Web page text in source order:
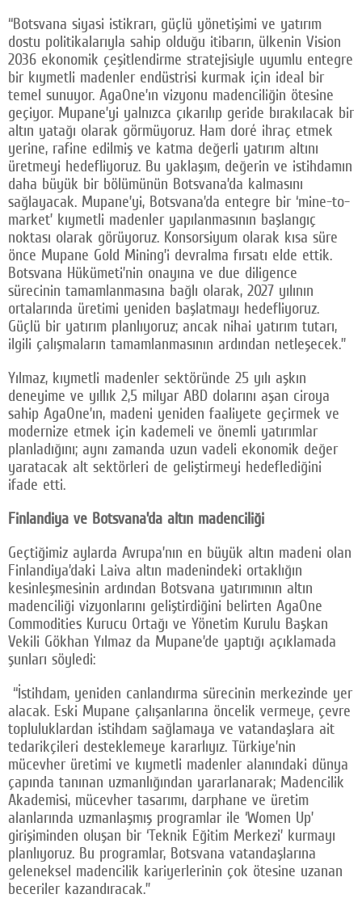
“Botsvana siyasi istikrarı, güçlü yönetişimi ve yatırım
dostu politikalarıyla sahip olduğu itibarın, ülkenin Vision
2036 ekonomik çeşitlendirme stratejisiyle uyumlu entegre
bir kıymetli madenler endüstrisi kurmak için ideal bir
temel sunuyor. AgaOne’ın vizyonu madenciliğin ötesine
geçiyor. Mupane’yi yalnızca çıkarılıp geride bırakılacak bir
altın yatağı olarak görmüyoruz. Ham doré ihraç etmek
yerine, rafine edilmiş ve katma değerli yatırım altını
üretmeyi hedefliyoruz. Bu yaklaşım, değerin ve istihdamın
daha büyük bir bölümünün Botsvana’da kalmasını
sağlayacak. Mupane’yi, Botsvana’da entegre bir ‘mine-to-
market’ kıymetli madenler yapılanmasının başlangıç
noktası olarak görüyoruz. Konsorsiyum olarak kısa süre
önce Mupane Gold Mining’i devralma fırsatı elde ettik.
Botsvana Hükümeti’nin onayına ve due diligence
sürecinin tamamlanmasına bağlı olarak, 2027 yılının
ortalarında üretimi yeniden başlatmayı hedefliyoruz.
Güçlü bir yatırım planlıyoruz; ancak nihai yatırım tutarı,
ilgili çalışmaların tamamlanmasının ardından netleşecek.”
Yılmaz, kıymetli madenler sektöründe 25 yılı aşkın
deneyime ve yıllık 2,5 milyar ABD dolarını aşan ciroya
sahip AgaOne’ın, madeni yeniden faaliyete geçirmek ve
modernize etmek için kademeli ve önemli yatırımlar
planladığını; aynı zamanda uzun vadeli ekonomik değer
yaratacak alt sektörleri de geliştirmeyi hedeflediğini
ifade etti.
Finlandiya ve Botsvana’da altın madenciliği
Geçtiğimiz aylarda Avrupa’nın en büyük altın madeni olan
Finlandiya’daki Laiva altın madenindeki ortaklığın
kesinleşmesinin ardından Botsvana yatırımının altın
madenciliği vizyonlarını geliştirdiğini belirten AgaOne
Commodities Kurucu Ortağı ve Yönetim Kurulu Başkan
Vekili Gökhan Yılmaz da Mupane’de yaptığı açıklamada
şunları söyledi:
“İstihdam, yeniden canlandırma sürecinin merkezinde yer
alacak. Eski Mupane çalışanlarına öncelik vermeye, çevre
topluluklardan istihdam sağlamaya ve vatandaşlara ait
tedarikçileri desteklemeye kararlıyız. Türkiye’nin
mücevher üretimi ve kıymetli madenler alanındaki dünya
çapında tanınan uzmanlığından yararlanarak; Madencilik
Akademisi, mücevher tasarımı, darphane ve üretim
alanlarında uzmanlaşmış programlar ile ‘Women Up’
girişiminden oluşan bir ‘Teknik Eğitim Merkezi’ kurmayı
planlıyoruz. Bu programlar, Botsvana vatandaşlarına
geleneksel madencilik kariyerlerinin çok ötesine uzanan
beceriler kazandıracak.”